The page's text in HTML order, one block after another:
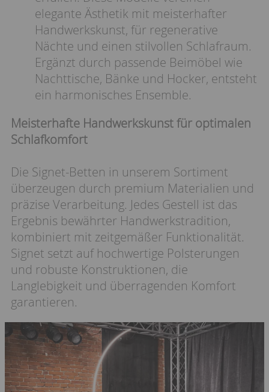
elegante Ästhetik mit meisterhafter
Handwerkskunst, für regenerative
Nächte und einen stilvollen Schlafraum.
Ergänzt durch passende Beimöbel wie
Nachttische, Bänke und Hocker, entsteht
ein harmonisches Ensemble.
Meisterhafte Handwerkskunst für optimalen
Schlafkomfort
Die Signet-Betten in unserem Sortiment
überzeugen durch premium Materialien und
präzise Verarbeitung. Jedes Gestell ist das
Ergebnis bewährter Handwerkstradition,
kombiniert mit zeitgemäßer Funktionalität.
Signet setzt auf hochwertige Polsterungen
und robuste Konstruktionen, die
Langlebigkeit und überragenden Komfort
garantieren.